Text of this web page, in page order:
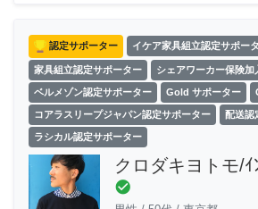
認定サポーター イケア家具組立認定サポー
家具組立認定サポーター シェアワーカー保険加
ベルメゾン認定サポーター Gold サポーター
コアラスリープジャパン認定サポーター 配送認
ラシカル認定サポーター
クロダキヨトモ/ｲ
check_circle